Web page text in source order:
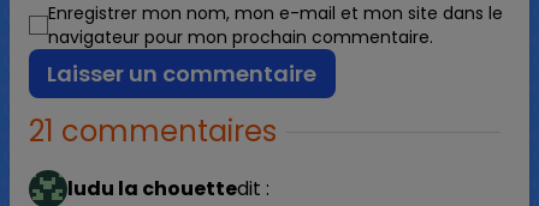
Enregistrer mon nom, mon e-mail et mon site dans le
navigateur pour mon prochain commentaire.
21 commentaires
ludu la chouettedit :